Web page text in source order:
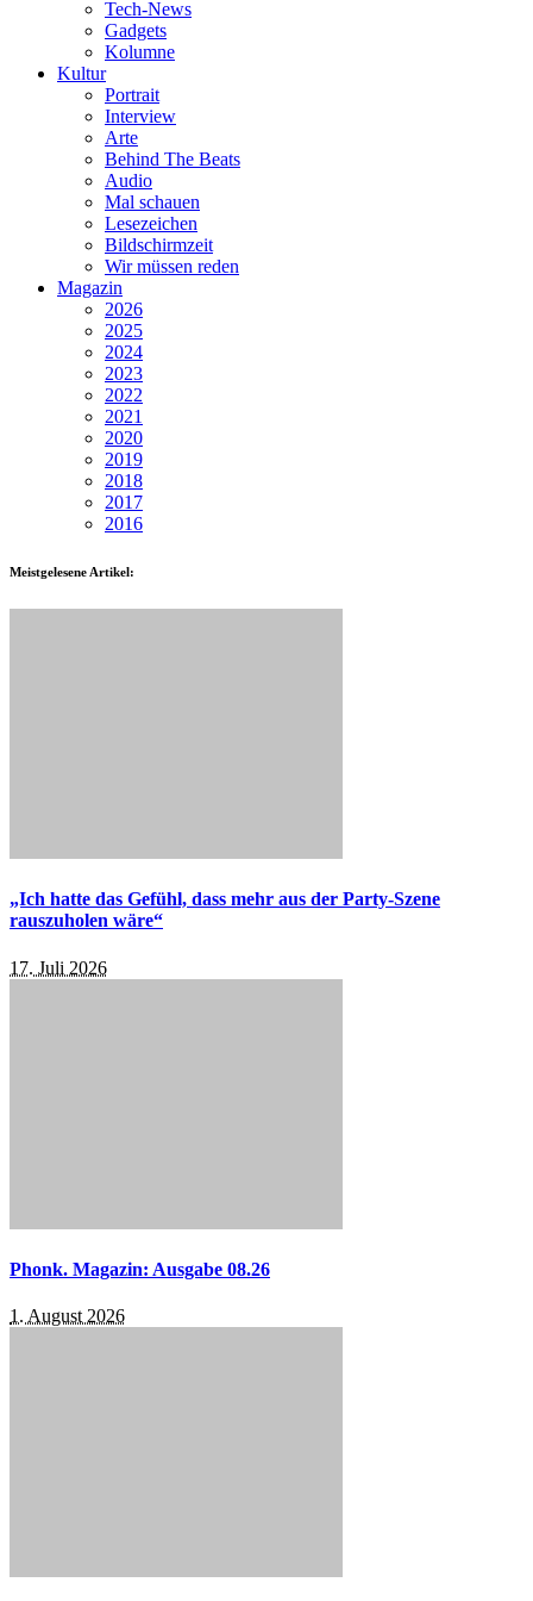
Tech-News
Gadgets
Kolumne
Kultur
Portrait
Interview
Arte
Behind The Beats
Audio
Mal schauen
Lesezeichen
Bildschirmzeit
Wir müssen reden
Magazin
2026
2025
2024
2023
2022
2021
2020
2019
2018
2017
2016
Meistgelesene Artikel:
„Ich hatte das Gefühl, dass mehr aus der Party-Szene
rauszuholen wäre“
17. Juli 2026
Phonk. Magazin: Ausgabe 08.26
1. August 2026